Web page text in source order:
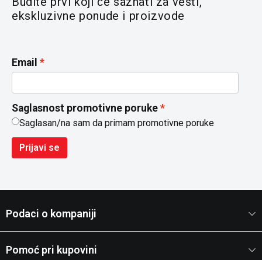
ekskluzivne ponude i proizvode
Email
Saglasnost promotivne poruke
Saglasan/na sam da primam promotivne poruke
Prijavi se
Podaci o kompaniji
Pomoć pri kupovini